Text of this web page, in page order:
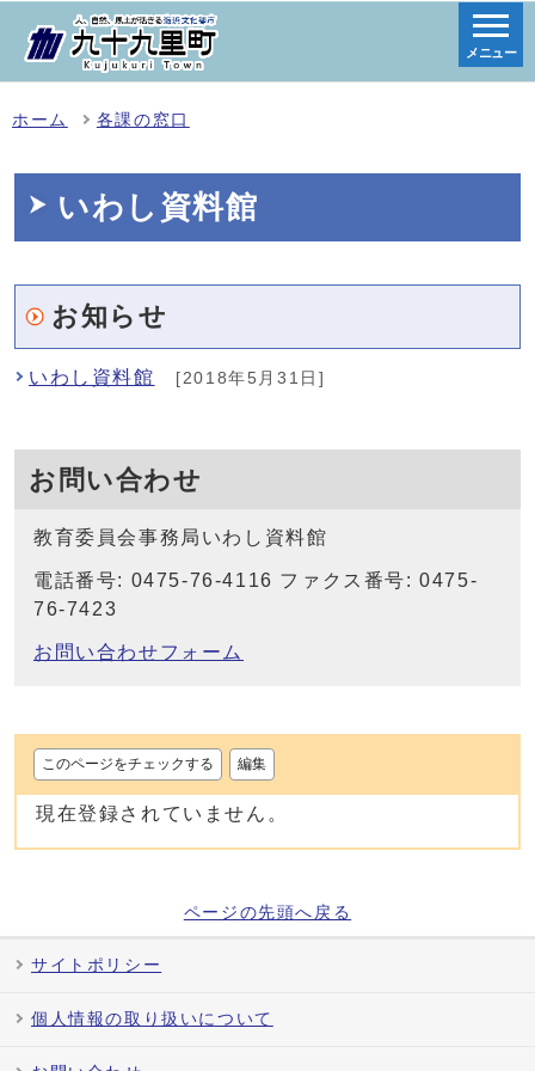
メニュー
ホーム 各課の窓口
いわし資料館
お知らせ
いわし資料館 [2018年5月31日]
お問い合わせ
教育委員会事務局いわし資料館
電話番号: 0475-76-4116 ファクス番号: 0475-
76-7423
お問い合わせフォーム
このページをチェックする 編集
現在登録されていません。
ページの先頭へ戻る
サイトポリシー
個人情報の取り扱いについて